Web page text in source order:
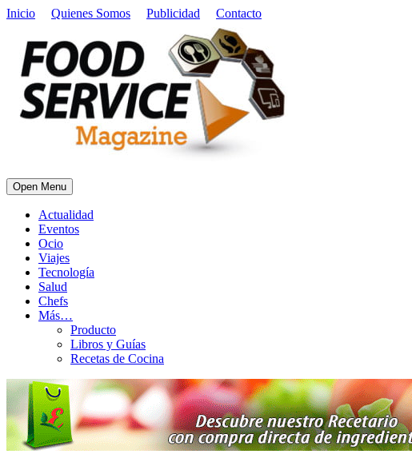
Inicio Quienes Somos Publicidad Contacto
Open Menu
Actualidad
Eventos
Ocio
Viajes
Tecnología
Salud
Chefs
Más…
Producto
Libros y Guías
Recetas de Cocina